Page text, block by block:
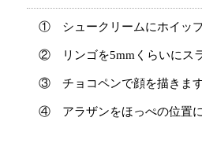
① シュークリームにホイップ
② リンゴを5mmくらいにス
③ チョコペンで顔を描きます
④ アラザンをほっぺの位置に